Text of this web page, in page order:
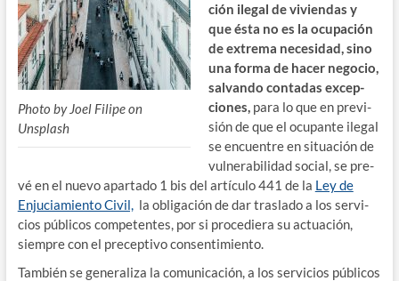
Pho­to by Joel Fili­pe on
Unsplash
ción ile­gal de vivien­das y
que ésta no es la ocu­pa­ción
de extre­ma nece­si­dad, sino
una for­ma de hacer nego­cio,
sal­van­do con­ta­das excep­
cio­nes,para lo que en pre­vi­
sión de que el ocu­pan­te ile­gal
se encuen­tre en situa­ción de
vul­ne­ra­bi­li­dad social, se pre­
vé en el nue­vo apar­ta­do 1 bis del artícu­lo 441 de la Ley de
Enju­cia­mien­to Civil,la obli­ga­ción de dar tras­la­do a los ser­vi­
cios públi­cos com­pe­ten­tes, por si pro­ce­die­ra su actua­ción,
siem­pre con el pre­cep­ti­vo consentimiento.
Tam­bién se gene­ra­li­za la comu­ni­ca­ción, a los ser­vi­cios públi­cos